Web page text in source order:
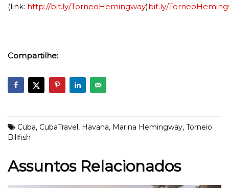
(link: http://bit.ly/TorneoHemingway)bit.ly/
Compartilhe:
Cuba, CubaTravel, Havana, Marina Hemingway, Torneio
Billfish
Assuntos Relacionados